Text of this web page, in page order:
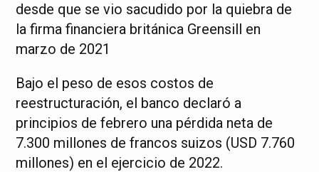
desde que se vio sacudido por la quiebra de
la firma financiera británica Greensill en
marzo de 2021
Bajo el peso de esos costos de
reestructuración, el banco declaró a
principios de febrero una pérdida neta de
7.300 millones de francos suizos (USD 7.760
millones) en el ejercicio de 2022.